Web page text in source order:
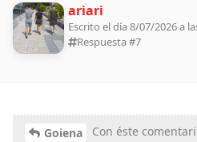
ariari
Escrito el día 8/07/2026 a
Respuesta #7
Goiena
Con éste